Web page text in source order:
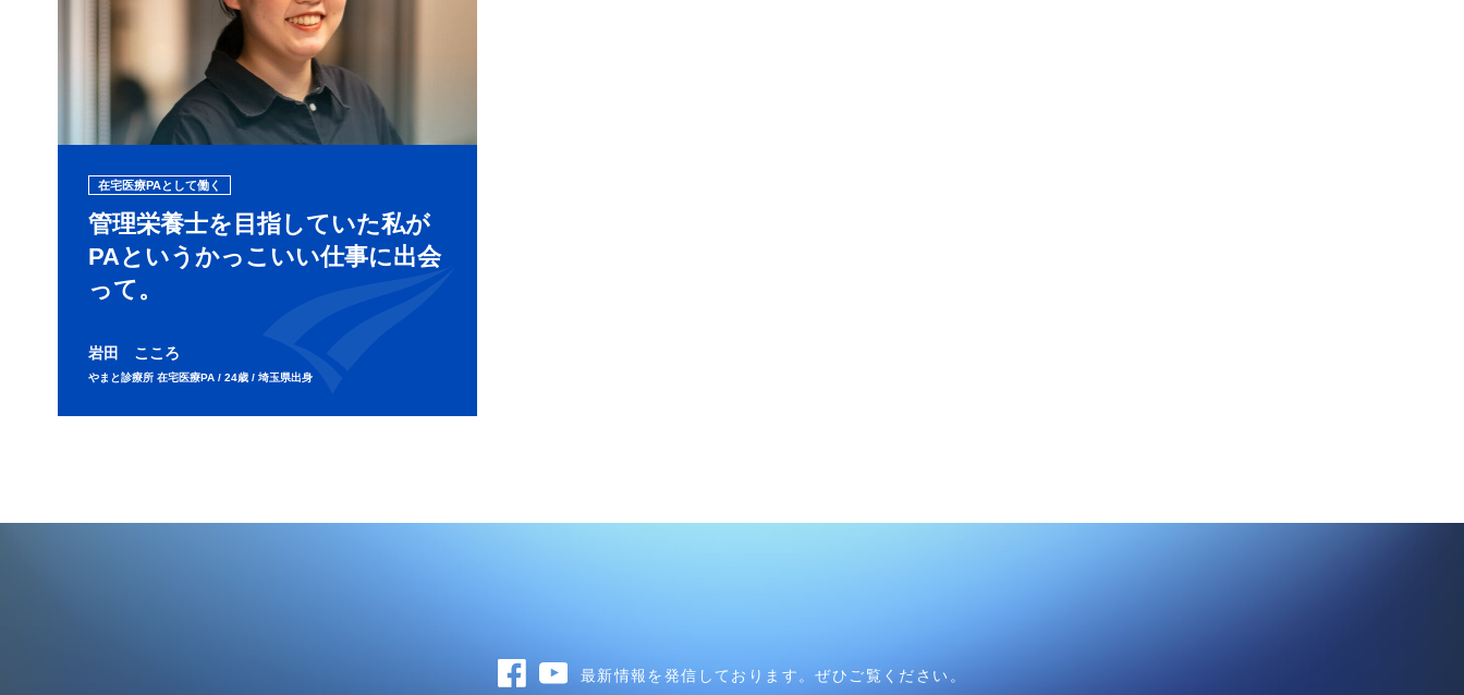
在宅医療PAとして働く
管理栄養士を目指していた私が
PAというかっこいい仕事に出会
って。
岩田 こころ
やまと診療所 在宅医療PA / 24歳 / 埼玉県出身
最新情報を発信しております。ぜひご覧ください。